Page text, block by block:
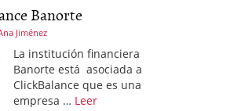
Retos de las PYMES Mexicanas rumbo al
para la demanda de consumidores
Turismo y PYMEs: qué segmentos están
demanda 26 enero, 2026
Banorte
Jiménez
La institución financiera
Banorte está asociada a
ClickBalance que es una
empresa … Leer